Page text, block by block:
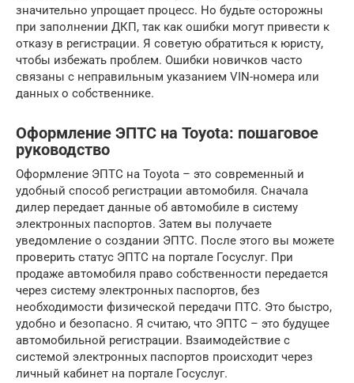
значительно упрощает процесс. Но будьте осторожны
при заполнении ДКП, так как ошибки могут привести к
отказу в регистрации. Я советую обратиться к юристу,
чтобы избежать проблем. Ошибки новичков часто
связаны с неправильным указанием VIN-номера или
данных о собственнике.
Оформление ЭПТС на Toyota: пошаговое
руководство
Оформление ЭПТС на Toyota – это современный и
удобный способ регистрации автомобиля. Сначала
дилер передает данные об автомобиле в систему
электронных паспортов. Затем вы получаете
уведомление о создании ЭПТС. После этого вы можете
проверить статус ЭПТС на портале Госуслуг. При
продаже автомобиля право собственности передается
через систему электронных паспортов, без
необходимости физической передачи ПТС. Это быстро,
удобно и безопасно. Я считаю, что ЭПТС – это будущее
автомобильной регистрации. Взаимодействие с
системой электронных паспортов происходит через
личный кабинет на портале Госуслуг.